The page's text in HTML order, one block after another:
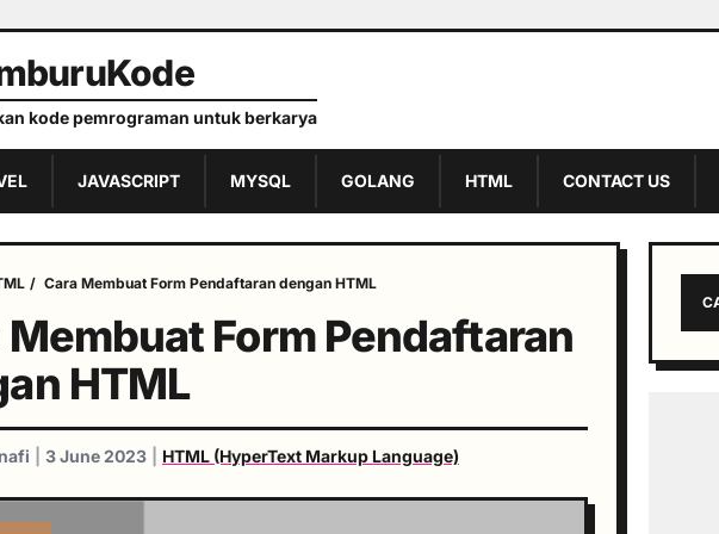
kode pemrograman untuk berkarya
JAVASCRIPT MYSQL GOLANG HTML CONTACT US
/ Cara Membuat Form Pendaftaran dengan HTML
Membuat Form Pendaftaran
HTML
3 June 2023 HTML (HyperText Markup Language)